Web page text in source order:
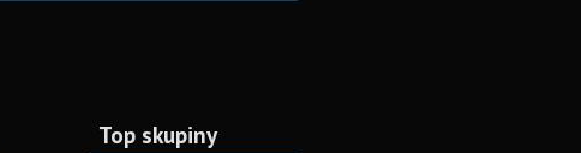
Top skupiny